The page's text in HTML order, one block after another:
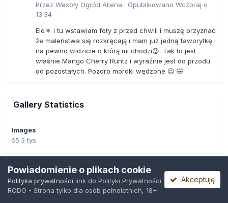
Przez Wesoły Ogród Aliena · Opublikowano Wczoraj o
13:34
Elo👊 i tu wstawiam foty z przed chwili i muszę przyznać
że maleństwa się rozkręcają i mam już jedną faworytkę i
na pewno widzicie o którą mi chodzi😉. Tak to jest
właśnie Mango Cherry Runtz i wyraźnie jest do przodu
od pozostałych. Pozdro mordki wędzone 😉 🤣
Gallery Statistics
Images
65.3 tys.
Comments
1.3 tys.
Powiadomienie o plikach cookie
Polityka prywatności link do Polityki Prywatności
RODO - Strona tylko dla osób pełnoletnich, 18+
Akceptuję